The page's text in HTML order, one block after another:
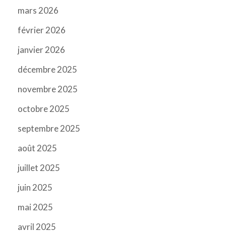
mars 2026
février 2026
janvier 2026
décembre 2025
novembre 2025
octobre 2025
septembre 2025
août 2025
juillet 2025
juin 2025
mai 2025
avril 2025